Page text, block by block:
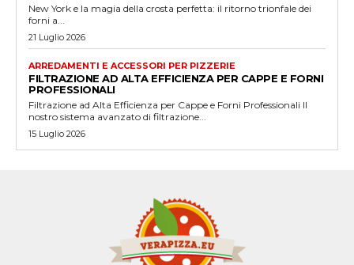
New York e la magia della crosta perfetta: il ritorno trionfale dei
forni a...
21 Luglio 2026
ARREDAMENTI E ACCESSORI PER PIZZERIE
FILTRAZIONE AD ALTA EFFICIENZA PER CAPPE E FORNI
PROFESSIONALI
Filtrazione ad Alta Efficienza per Cappe e Forni Professionali Il
nostro sistema avanzato di filtrazione...
15 Luglio 2026